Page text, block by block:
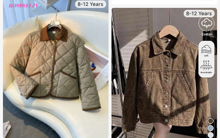
8-12 Years
วมใส่สบาย ครบชุดสองชิ้นสำหรับเสื้อผ้
าเด็กผู้หญิงวัยรุ่น ชุดใส่ประจำวันและชุ
ดสำหรับงานปาร์ตี้ฤดูใบไม้ผลิถึงฤดูร้อน
และชุดสตรีทแวร์
8-12 Years